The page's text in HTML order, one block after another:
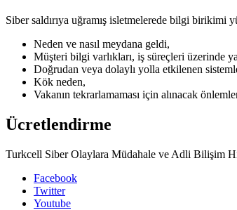
​Siber saldırıya uğramış isletmelerede bilgi birikimi
Neden ve nasıl meydana geldi,
Müşteri bilgi varlıkları, iş süreçleri üzerinde
Doğrudan veya dolaylı yolla etkilenen
Kök neden,
Vakanın tekrarlamaması için alınacak
Ücretlendirme
​Turkcell Siber Olaylara Müdahale ve Adli Bilişim
Facebook
Twitter
Youtube